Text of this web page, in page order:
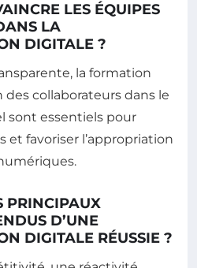
LES ÉQUIPES
LA
DIGITALE ?
la formation
des collaborateurs dans le
sont essentiels pour
et favoriser l’appropriation
PRINCIPAUX
D’UNE
DIGITALE RÉUSSIE ?